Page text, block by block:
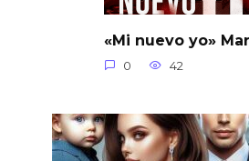
«Mi nuevo yo»
0 42